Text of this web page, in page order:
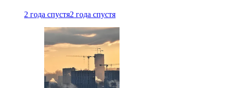
2 года спустя2 года спустя